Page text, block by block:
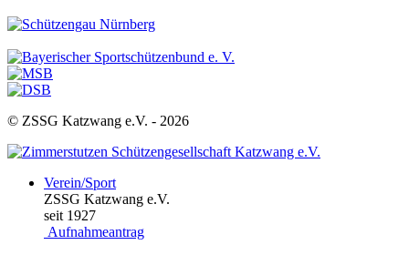
© ZSSG Katzwang e.V. - 2026
Verein/Sport
ZSSG Katzwang e.V.
seit 1927
Aufnahmeantrag